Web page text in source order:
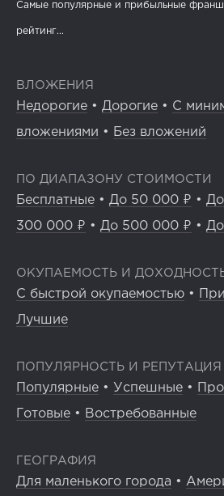
Самые популярные и прибыльные
рейтинг...
ВЛОЖЕНИЯ
Недорогие • Дорогие • С
вложениями • Без вложений
ПО ДИАПАЗОНУ СТОИМОСТИ
Бесплатные • До 50 000 ₽ •
300 000 ₽ • До 500 000 ₽ •
ОКУПАЕМОСТЬ И
С быстрой окупаемостью •
Лучшие
ПОПУЛЯРНОСТЬ И РЕПУТАЦИЯ
Популярные • Успешные •
Готовые • Востребованные
ГЕОГРАФИЯ
Для маленького города •